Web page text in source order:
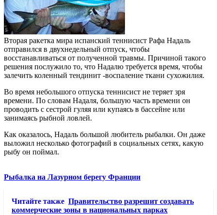
Вторая ракетка мира испанский теннисист Рафа Надаль
отправился в двухнедельный отпуск, чтобы
восстанавливаться от полученной травмы. Причиной такого
решения послужило то, что Надалю требуется время, чтобы
залечить коленный тендинит -воспаление ткани сухожилия.
Во время небольшого отпуска теннисист не теряет зря
времени. По словам Надаля, большую часть времени он
проводить с сестрой гуляя или купаясь в бассейне или
занимаясь рыбной ловлей.
Как оказалось, Надаль большой любитель рыбалки. Он даже
выложил несколько фотографий в социальных сетях, какую
рыбу он поймал.
Рыбалка на Лазурном берегу Франции
Читайте также Правительство разрешит создавать
коммерческие зоны в национальных парках